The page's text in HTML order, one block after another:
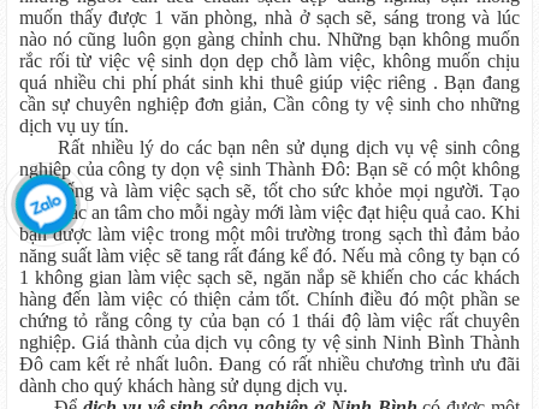
muốn thấy được 1 văn phòng, nhà ở sạch sẽ, sáng trong và lúc
nào nó cũng luôn gọn gàng chỉnh chu. Những bạn không muốn
rắc rối từ việc vệ sinh dọn dẹp chỗ làm việc, không muốn chịu
quá nhiều chi phí phát sinh khi thuê giúp việc riêng . Bạn đang
cần sự chuyên nghiệp đơn giản, Cần công ty vệ sinh cho những
dịch vụ uy tín.
Rất nhiều lý do các bạn nên sử dụng dịch vụ vệ sinh công
nghiệp của công ty dọn vệ sinh Thành Đô: Bạn sẽ có một không
gian sống và làm việc sạch sẽ, tốt cho sức khỏe mọi người. Tạo
càm giác an tâm cho mỗi ngày mới làm việc đạt hiệu quả cao. Khi
bạn được làm việc trong một môi trường trong sạch thì đảm bảo
năng suất làm việc sẽ tang rất đáng kể đó. Nếu mà công ty bạn có
1 không gian làm việc sạch sẽ, ngăn nắp sẽ khiến cho các khách
hàng đến làm việc có thiện cảm tốt. Chính điều đó một phần se
chứng tỏ rằng công ty của bạn có 1 thái độ làm việc rất chuyên
nghiệp. Giá thành của dịch vụ công ty vệ sinh Ninh Bình Thành
Đô cam kết rẻ nhất luôn. Đang có rất nhiều chương trình ưu đãi
dành cho quý khách hàng sử dụng dịch vụ.